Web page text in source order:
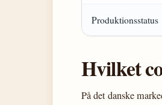
Produktionsstatus
Hvilket
På det danske